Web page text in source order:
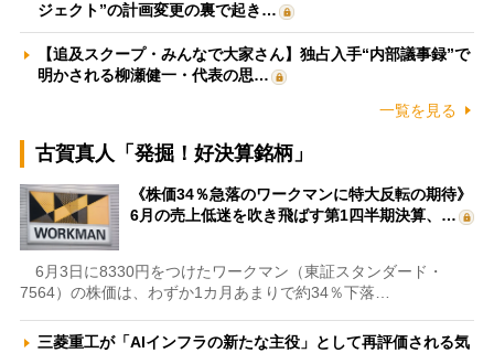
ジェクト”の計画変更の裏で起き…
【追及スクープ・みんなで大家さん】独占入手“内部議事録”で
明かされる柳瀬健一・代表の思…
一覧を見る
古賀真人「発掘！好決算銘柄」
《株価34％急落のワークマンに特大反転の期待》
6月の売上低迷を吹き飛ばす第1四半期決算、…
6月3日に8330円をつけたワークマン（東証スタンダード・
7564）の株価は、わずか1カ月あまりで約34％下落…
三菱重工が「AIインフラの新たな主役」として再評価される気